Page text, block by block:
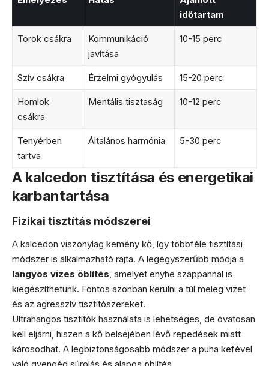
időtartam
Torok csákra
Kommunikáció
javítása
10-15 perc
Szív csákra Érzelmi gyógyulás 15-20 perc
Homlok
csákra
Mentális tisztaság 10-12 perc
Tenyérben
tartva
Általános harmónia 5-30 perc
A kalcedon tisztítása és energetikai
karbantartása
Fizikai tisztítás módszerei
A kalcedon viszonylag kemény kő, így többféle tisztítási
módszer is alkalmazható rajta. A legegyszerűbb módja a
langyos vizes öblítés, amelyet enyhe szappannal is
kiegészíthetünk. Fontos azonban kerülni a túl meleg vizet
és az agresszív tisztítószereket.
Ultrahangos tisztítók használata is lehetséges, de óvatosan
kell eljárni, hiszen a kő belsejében lévő repedések miatt
károsodhat. A legbiztonságosabb módszer a puha kefével